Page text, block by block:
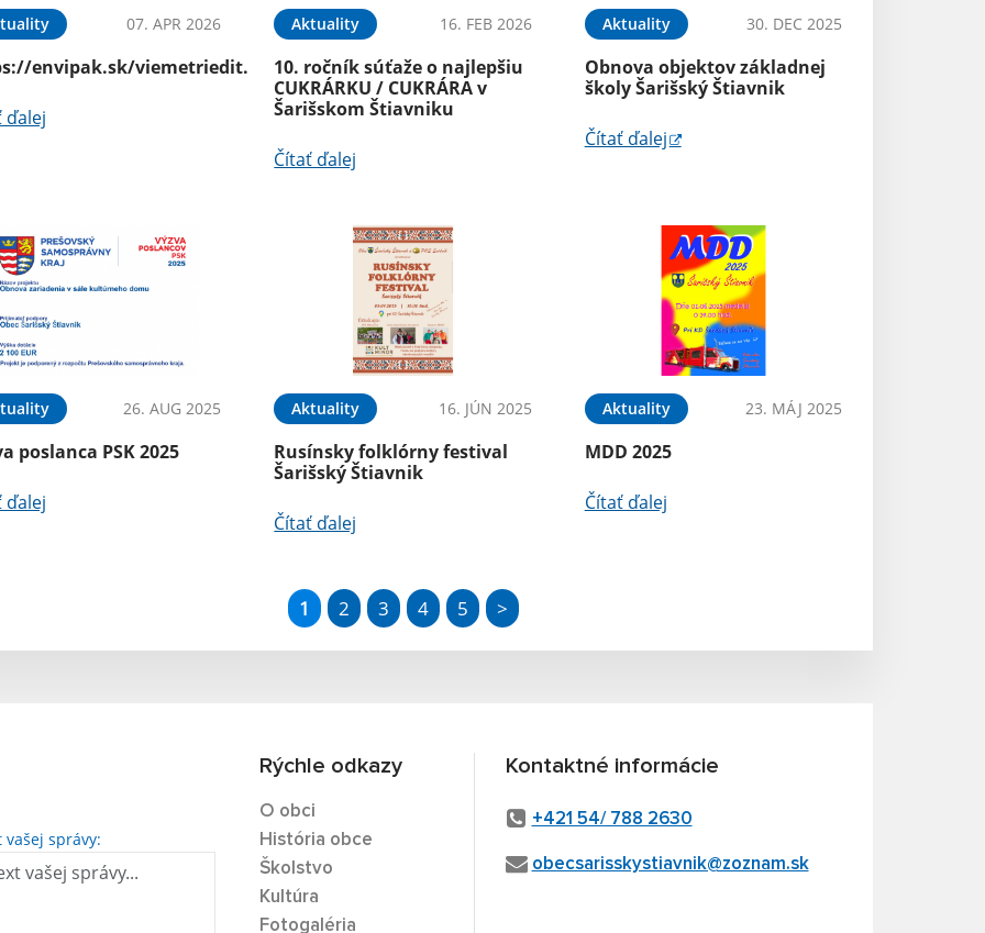
07. APR 2026
envipak.sk/viemetriedit.
ďalej
Aktuality 16. FEB 2026
10. ročník súťaže o najlepšiu
CUKRÁRKU / CUKRÁRA v
Šarišskom Štiavniku
Čítať ďalej
Aktuality 30. DEC 2025
Obnova objektov základnej
školy Šarišský Štiavnik
Čítať ďalej
26. AUG 2025
poslanca PSK 2025
ďalej
Aktuality 16. JÚN 2025
Rusínsky folklórny festival
Šarišský Štiavnik
Čítať ďalej
Aktuality 23. MÁJ 2025
MDD 2025
Čítať ďalej
1 2 3 4 5 >
vašej správy:
Rýchle odkazy
O obci
História obce
Školstvo
Kultúra
Fotogaléria
Kontaktné informácie
+421 54/ 788 2630
obecsarisskystiavnik@zoznam.sk